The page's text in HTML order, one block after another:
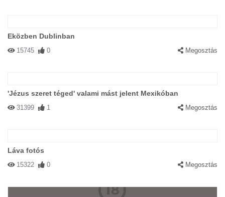
Eközben Dublinban
15745 0 Megosztás
'Jézus szeret téged' valami mást jelent Mexikóban
31399 1 Megosztás
Láva fotós
15322 0 Megosztás